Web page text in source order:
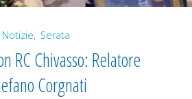
Notizie, Serata
RC Chivasso: Relatore
Corgnati